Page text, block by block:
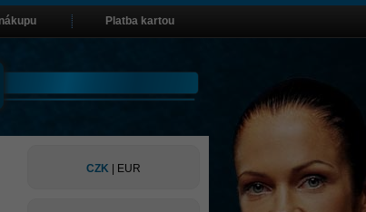
CZK
EUR
Platba kartou